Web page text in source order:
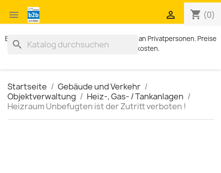
 shopping_cart (0)

Exklusiv für Geschäftskunden. Kein Verkauf an Privatpersonen. Preise
zzgl. MWST und Versandkosten.
search
Startseite
Gebäude und Verkehr
Objektverwaltung
Heiz-, Gas- / Tankanlagen
Heizraum Unbefugten ist der Zutritt verboten !